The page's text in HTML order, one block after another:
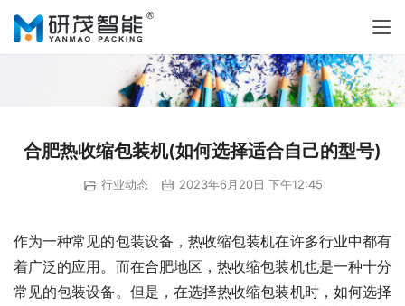
合肥热收缩包装机(如何选择适合自己的型号)
行业动态 2023年6月20日 下午12:45
作为一种常见的包装设备，热收缩包装机在许多行业中都有
着广泛的应用。而在合肥地区，热收缩包装机也是一种十分
常见的包装设备。但是，在选择热收缩包装机时，如何选择